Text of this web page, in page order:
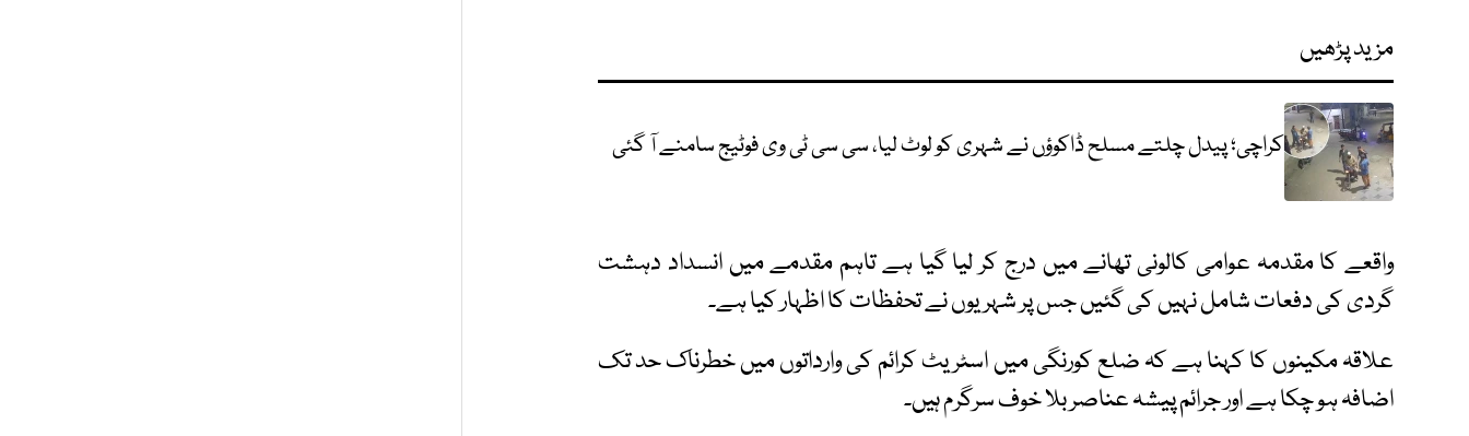
مزید پڑھیں
کراچی؛ پیدل چلتے مسلح ڈاکوؤں نے شہری کو لوٹ لیا، سی سی ٹی وی فوٹیج سامنے آ گئی
واقعے کا مقدمہ عوامی کالونی تھانے میں درج کر لیا گیا ہے تاہم مقدمے میں انسداد دہشت
گردی کی دفعات شامل نہیں کی گئیں جس پر شہریوں نے تحفظات کا اظہار کیا ہے۔
علاقہ مکینوں کا کہنا ہے کہ ضلع کورنگی میں اسٹریٹ کرائم کی وارداتوں میں خطرناک حد تک
اضافہ ہو چکا ہے اور جرائم پیشہ عناصر بلا خوف سرگرم ہیں۔